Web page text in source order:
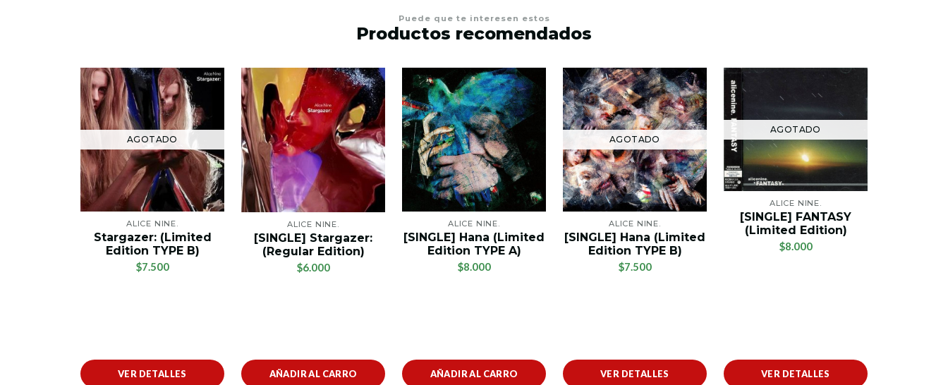
Puede que te interesen estos
Productos recomendados
AGOTADO
ALICE NINE.
Stargazer: (Limited
Edition TYPE B)
$7.500
VER DETALLES
ALICE NINE.
[SINGLE] Stargazer:
(Regular Edition)
$6.000
AÑADIR AL CARRO
ALICE NINE.
[SINGLE] Hana (Limited
Edition TYPE A)
$8.000
AÑADIR AL CARRO
AGOTADO
ALICE NINE.
[SINGLE] Hana (Limited
Edition TYPE B)
$7.500
VER DETALLES
AGOTADO
ALICE NINE.
[SINGLE] FANTASY
(Limited Edition)
$8.000
VER DETALLES